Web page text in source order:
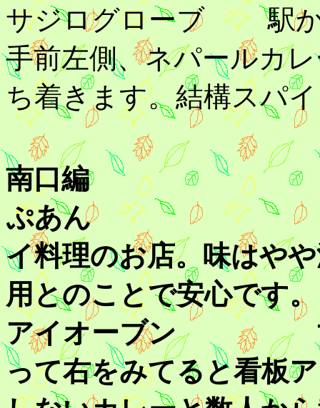
サジログローブ 駅か
手前左側、ネパールカ
ち着きます。結構スパ
南口編
ぷあん カレー
イ料理のお店。味はや
用とのことで安心です。
アイオーブン マッ
って右をみてると看板